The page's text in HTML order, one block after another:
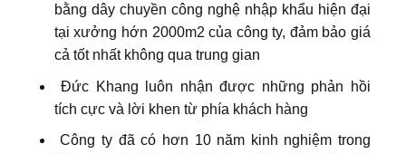
bằng dây chuyền công nghệ nhập khẩu hiện đại
tại xưởng hớn 2000m2 của công ty, đảm bảo giá
cả tốt nhất không qua trung gian
Đức Khang luôn nhận được những phản hồi
tích cực và lời khen từ phía khách hàng
Công ty đã có hơn 10 năm kinh nghiệm trong